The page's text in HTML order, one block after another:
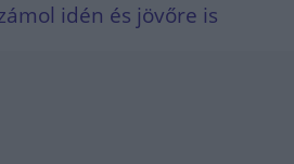
idén és jövőre is